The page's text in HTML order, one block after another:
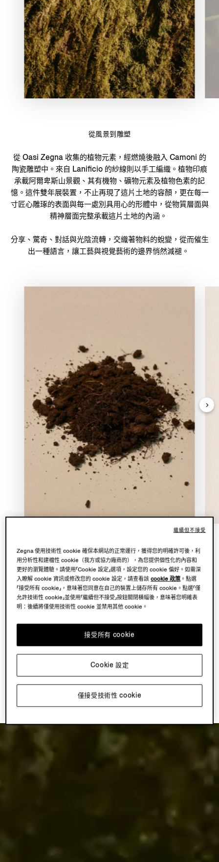
從風景到雕塑
從 Oasi Zegna 收集的植物元素，經燃燒後融入 Camoni 的
陶瓷雕塑中。來自 Lanificio 的紗線則以手工編織。植物印痕
承載阿爾卑斯山景觀、其有機物、礦物元素及植物色素的記
憶。這件雙年展裝置，不止再現了這片土地的容顏，更在每一
寸匠心雕琢的表面與每一處別具用心的形體中，從物質層面與
精神層面完整承載這片土地的內涵。
分享、驚奇、對話與光陰流轉，交織著物料的蛻變，從而催生
出一種語言，讓工藝與視覺藝術的邊界悄然減褪。
Con te con tutto 的核心是一片共同的領域：Oasi Zegna 與
Lanificio 紡織廠。Oasi Zegna 是由品牌創辦人
Ermenegildo Zegna 構思、位於比耶拉阿爾卑斯山、佔地
100 平方公里的自然保護區。而我們最頂級的布料就在
Lanificio 紡織廠被賦予生命。
2026 年 5 月至 11 月期間，Zegna 基金會將同步舉辦
Chiara Camoni 的個展，在 Villa Zegna 的花園內展出一件
訂製雕塑。展覽由 Ilaria Bonacossa 策劃，讓兩處空間於一
場景觀與想像的恒久對話之中，合而為一。
回到頁首
Zegna 使用技術性 cookie 確保本網站的正常運行，獲得您的明確許可後，利
用分析性和建檔性 cookie（我方或協力廠商的），為您提供個性化的內容和
更好的瀏覽體驗。請使用「Cookie 設定」選項，設定您的 cookie 偏好。如需深
入瞭解 cookie 資訊或修改您的 cookie 設定，請查看該cookie 政策。點選
「接受所有 cookie」，意味著您同意在自己的裝置上儲存所有 cookie。點選「僅
允許技術性 cookie」並使用「繼續但不接受」按鈕關閉橫幅後，意味著您明確表
明：後續將僅使用技術性 cookie 並禁用其他 cookie。
僅接受技術性 cookie
接受所有 cookie
Cookie 設定
繼續但不接受